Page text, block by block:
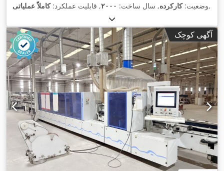
وضعیت:کارکرده, سال ساخت: ۲۰۰۰, قابلیت عملکرد:کاملاً عملیاتی ,
آگهی کوچک